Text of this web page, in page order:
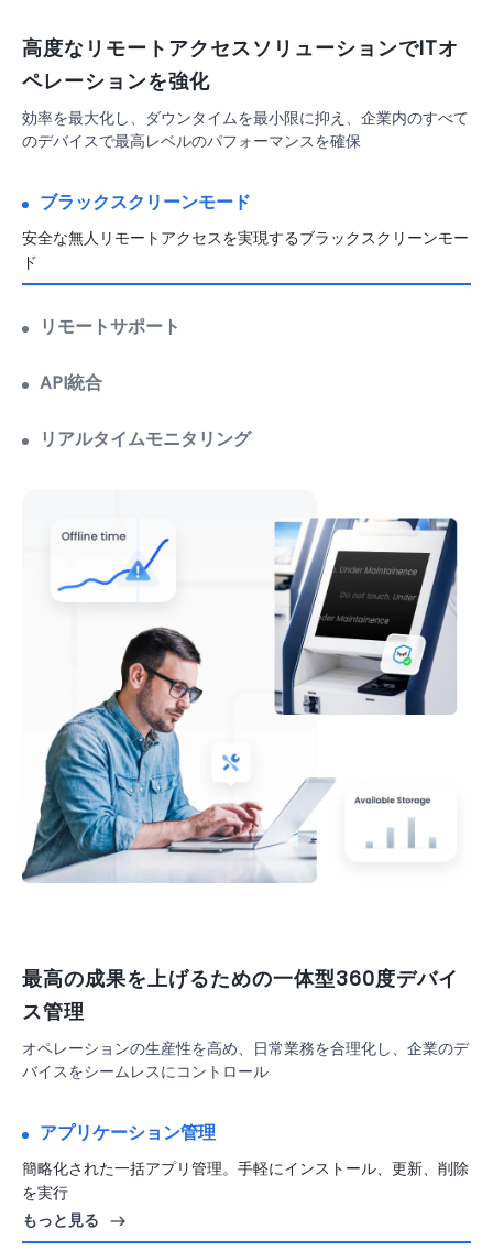
ペレーションを強化
効率を最大化し、ダウンタイムを最小限に抑え、企業内のすべて
のデバイスで最高レベルのパフォーマンスを確保
リモートサポート
広範なサポート機能を備えた強力なリモートトラブルシューティ
ング
もっと見る
API統合
リアルタイムモニタリング
最高の成果を上げるための一体型360度デバイ
ス管理
オペレーションの生産性を高め、日常業務を合理化し、企業のデ
バイスをシームレスにコントロール
アプリケーション管理
キオスクモード
公共の設定でも安全にデバイスを使用するためのキオスクモード